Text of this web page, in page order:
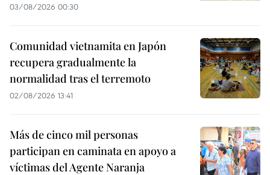
03/08/2026 00:30
Comunidad vietnamita en Japón
recupera gradualmente la
normalidad tras el terremoto
02/08/2026 13:41
Más de cinco mil personas
participan en caminata en apoyo a
víctimas del Agente Naranja